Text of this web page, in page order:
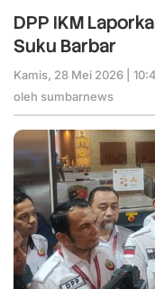
DPP IKM
Suku Barbar
Kamis, 28 Mei 2026 |
oleh sumbarnews